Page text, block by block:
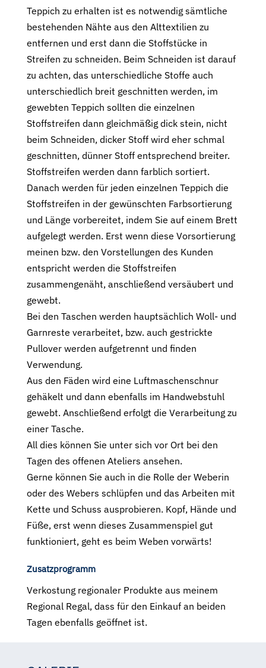
Teppich zu erhalten ist es notwendig sämtliche
bestehenden Nähte aus den Alttextilien zu
entfernen und erst dann die Stoffstücke in
Streifen zu schneiden. Beim Schneiden ist darauf
zu achten, das unterschiedliche Stoffe auch
unterschiedlich breit geschnitten werden, im
gewebten Teppich sollten die einzelnen
Stoffstreifen dann gleichmäßig dick stein, nicht
beim Schneiden, dicker Stoff wird eher schmal
geschnitten, dünner Stoff entsprechend breiter.
Stoffstreifen werden dann farblich sortiert.
Danach werden für jeden einzelnen Teppich die
Stoffstreifen in der gewünschten Farbsortierung
und Länge vorbereitet, indem Sie auf einem Brett
aufgelegt werden. Erst wenn diese Vorsortierung
meinen bzw. den Vorstellungen des Kunden
entspricht werden die Stoffstreifen
zusammengenäht, anschließend versäubert und
gewebt.
Bei den Taschen werden hauptsächlich Woll- und
Garnreste verarbeitet, bzw. auch gestrickte
Pullover werden aufgetrennt und finden
Verwendung.
Aus den Fäden wird eine Luftmaschenschnur
gehäkelt und dann ebenfalls im Handwebstuhl
gewebt. Anschließend erfolgt die Verarbeitung zu
einer Tasche.
All dies können Sie unter sich vor Ort bei den
Tagen des offenen Ateliers ansehen.
Gerne können Sie auch in die Rolle der Weberin
oder des Webers schlüpfen und das Arbeiten mit
Kette und Schuss ausprobieren. Kopf, Hände und
Füße, erst wenn dieses Zusammenspiel gut
funktioniert, geht es beim Weben vorwärts!
Zusatzprogramm
Verkostung regionaler Produkte aus meinem
Regional Regal, dass für den Einkauf an beiden
Tagen ebenfalls geöffnet ist.